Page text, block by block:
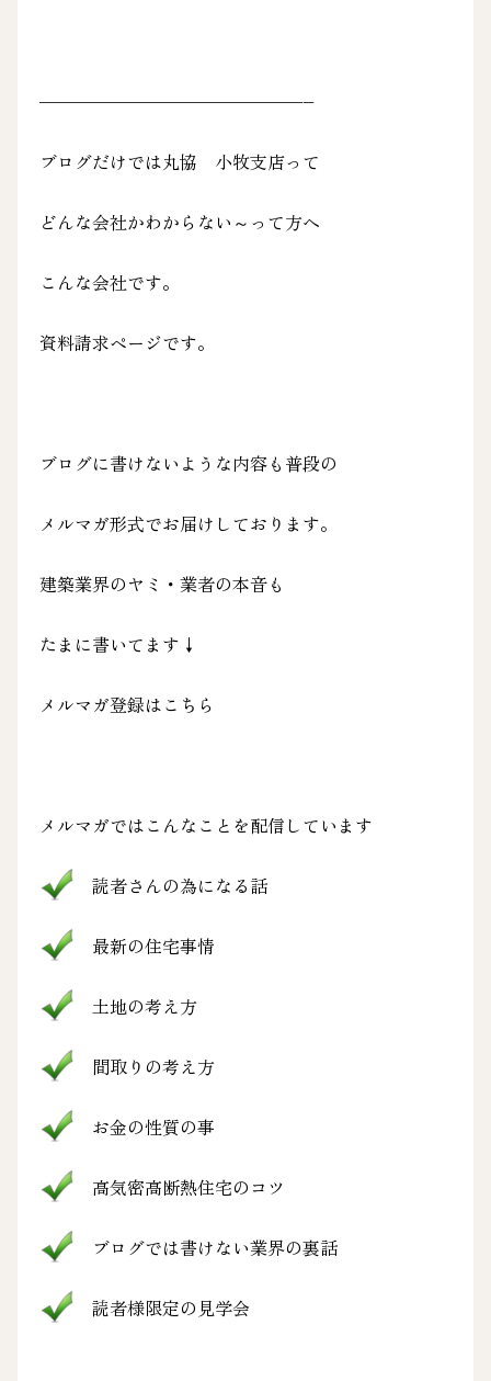
———————————————–
ブログだけでは丸協 小牧支店って
どんな会社かわからない～って方へ
こんな会社です。
資料請求ページです。
ブログに書けないような内容も普段の
メルマガ形式でお届けしております。
建築業界のヤミ・業者の本音も
たまに書いてます↓
メルマガ登録はこちら
メルマガではこんなことを配信しています
読者さんの為になる話
最新の住宅事情
土地の考え方
間取りの考え方
お金の性質の事
高気密高断熱住宅のコツ
ブログでは書けない業界の裏話
読者様限定の見学会